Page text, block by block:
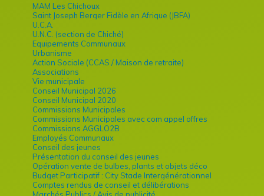
MAM Les Chichoux
Saint Joseph Berger Fidèle en Afrique (JBFA)
U.C.A.
U.N.C. (section de Chiché)
Equipements Communaux
Urbanisme
Action Sociale (CCAS / Maison de retraite)
Associations
Vie municipale
Conseil Municipal 2026
Conseil Municipal 2020
Commissions Municipales
Commissions Municipales avec com appel offres
Commissions AGGLO2B
Employés Communaux
Conseil des jeunes
Présentation du conseil des jeunes
Opération vente de bulbes, plants et objets déco
Budget Participatif : City Stade Intergénérationnel
Comptes rendus de conseil et délibérations
Marchés Publics / Avis de publicité